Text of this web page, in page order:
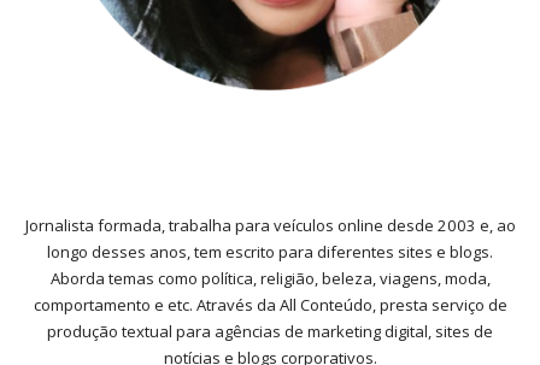
Jornalista formada, trabalha para veículos online desde 2003 e, ao
longo desses anos, tem escrito para diferentes sites e blogs.
Aborda temas como política, religião, beleza, viagens, moda,
comportamento e etc. Através da All Conteúdo, presta serviço de
produção textual para agências de marketing digital, sites de
notícias e blogs corporativos.